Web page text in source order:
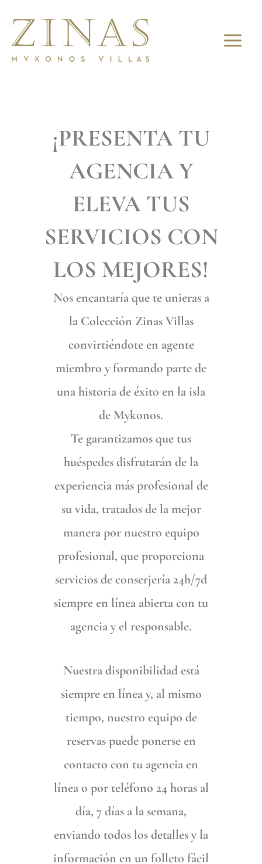
contenido
¡PRESENTA TU
AGENCIA Y
ELEVA TUS
SERVICIOS CON
LOS MEJORES!
Nos encantaría que te unieras a
la Colección Zinas Villas
convirtiéndote en agente
miembro y formando parte de
una historia de éxito en la isla
de Mykonos.
Te garantizamos que tus
huéspedes disfrutarán de la
experiencia más profesional de
su vida, tratados de la mejor
manera por nuestro equipo
profesional, que proporciona
servicios de conserjería 24h/7d
siempre en línea abierta con tu
agencia y el responsable.
Nuestra disponibilidad está
siempre en línea y, al mismo
tiempo, nuestro equipo de
reservas puede ponerse en
contacto con tu agencia en
línea o por teléfono 24 horas al
día, 7 días a la semana,
enviando todos los detalles y la
información en un folleto fácil